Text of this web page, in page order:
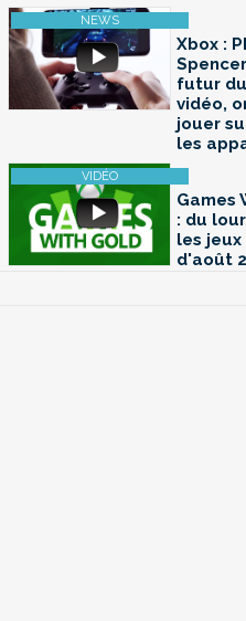
Xbox :
futur
vidéo,
jouer
les
Games
: du
les
d'août